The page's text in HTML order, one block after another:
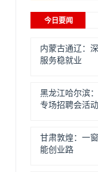
今日要闻
内蒙古通辽：
服务稳就业
黑龙江哈尔滨
专场招聘会活动
甘肃敦煌：一
能创业路